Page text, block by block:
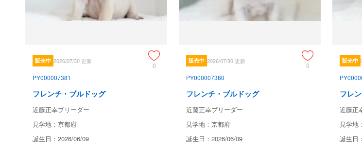
販売中 2026/07/30 更新
0
PY000007381
フレンチ・ブルドッグ
近藤正幸ブリーダー
見学地：京都府
誕生日：2026/06/09
販売中 2026/07/30 更新
0
PY000007380
フレンチ・ブルドッグ
近藤正幸ブリーダー
見学地：京都府
誕生日：2026/06/09
販売中
フレ
近藤正
見学地
誕生日